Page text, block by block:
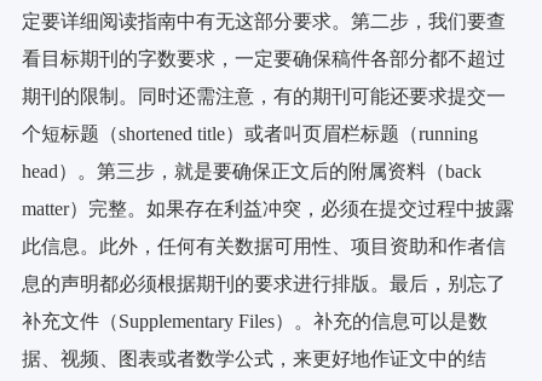
定要详细阅读指南中有无这部分要求。第二步，我们要查
看目标期刊的字数要求，一定要确保稿件各部分都不超过
期刊的限制。同时还需注意，有的期刊可能还要求提交一
个短标题（shortened title）或者叫页眉栏标题（running
head）。第三步，就是要确保正文后的附属资料（back
matter）完整。如果存在利益冲突，必须在提交过程中披露
此信息。此外，任何有关数据可用性、项目资助和作者信
息的声明都必须根据期刊的要求进行排版。最后，别忘了
补充文件（Supplementary Files）。补充的信息可以是数
据、视频、图表或者数学公式，来更好地作证文中的结